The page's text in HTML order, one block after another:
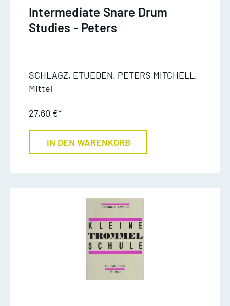
Intermediate Snare Drum
Studies - Peters
SCHLAGZ, ETUEDEN, PETERS MITCHELL,
Mittel
27,60 €*
IN DEN WARENKORB